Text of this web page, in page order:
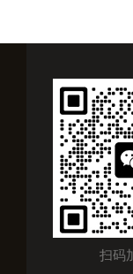
扫码